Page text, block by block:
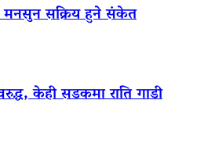
मनसुन सक्रिय हुने संकेत
केही सडकमा राति गाडी